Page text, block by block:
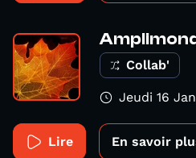
Collab'
Jeudi 16
Lire En savoir